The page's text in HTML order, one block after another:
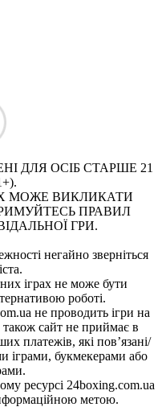
ДЛЯ ОСІБ СТАРШЕ 21
МОЖЕ ВИКЛИКАТИ
ПРАВИЛ
ГРИ.
негайно зверніться
іграх не може бути
роботі.
не проводить ігри на
також сайт не приймає в
платежів, які пов’язані/
іграми, букмекерами або
ресурсі 24boxing.com.ua
метою.